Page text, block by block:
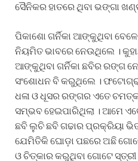
ସୈନିକର ହାତରେ ଥିବା ଭଙ୍ଗା
ପିକାଶୋ ଗର୍ନିକା ଆଙ୍କୁଥିବା
ନିୟମିତ ଭାବରେ ନେଉଥିଲେ ।
ଆଙ୍କୁଥିବା ଗର୍ନିକା ଛବିର ରଙ୍ଗ
ସଂଶୋଧନ ବି କରୁଥିଲେ ।
ଧଳା ଓ ଧୂସର ରଙ୍ଗର ଏତେ
ସମ୍ଭବ ହେଇପାରିଥିଲା । ଆମେ
ଛବି ଲୁଚି ଛବି ଗଢାର ପ୍ରକ୍ରିୟା
ଯେମିତିକି ଘୋଡ଼ା ପଛରେ ଅଛି
ଓ ଚିତ୍କାର କରୁଥିବା ଗୋଟେ